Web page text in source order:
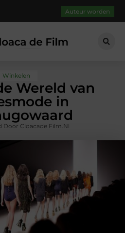
Auteur worden
Winkelen
Wereld van
in
Door Cloacade Film.nl